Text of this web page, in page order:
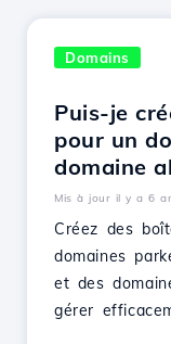
Domains
Puis-je
pour un
domaine
Mis à jour il y a 6
Créez des
domaines
et des
gérer